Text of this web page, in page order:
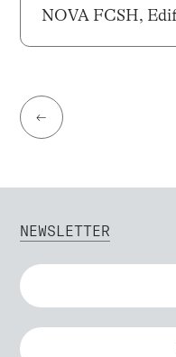
NOVA FCSH,
←
NEWSLETTER